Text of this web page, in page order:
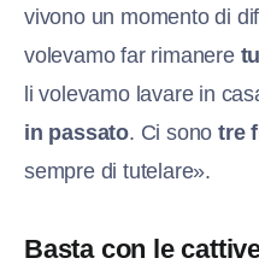
vivono un momento di
volevamo far rimanere
li volevamo lavare in
in passato. Ci sonotre
sempre di tutelare».
Basta con le